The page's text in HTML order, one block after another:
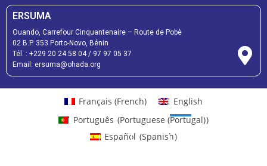
ERSUMA
Ouando, Carrefour Cinquantenaire – Route de Pobè
02 B.P. 353 Porto-Novo, Bénin
Tél. : +229 20 24 58 04/ 97 97 05 37
Email: ersuma@ohada.org
Français (French)
English
Português (Portuguese (Portugal))
Español (Spanish)